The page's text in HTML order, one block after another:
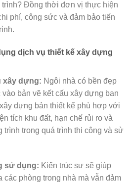
Đồng thời đơn vị thực hiện
phí, công sức và đảm bảo tiến
dịch vụ thiết kế xây dựng
xây dựng: Ngôi nhà có bền đẹp
vào bản vẽ kết cấu xây dựng ban
dựng bản thiết kế phù hợp với
tích khu đất, hạn chế rủi ro và
trình trong quá trình thi công và sử
sử dụng: Kiến trúc sư sẽ giúp
các phòng trong nhà mà vẫn đảm